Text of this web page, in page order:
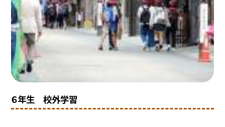
６年生 校外学習